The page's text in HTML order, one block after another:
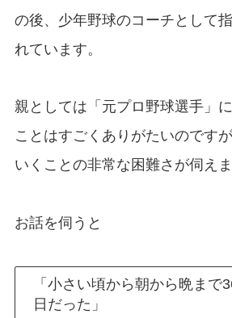
の後、少年野球のコーチとして
れています。
親としては「元プロ野球選手」
ことはすごくありがたいのです
いくことの非常な困難さが伺えま
お話を伺うと
「小さい頃から朝から晩まで
日だった」